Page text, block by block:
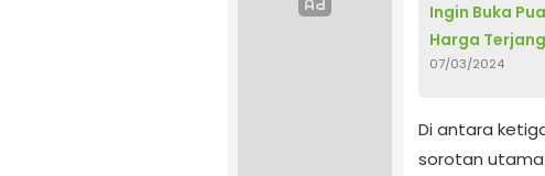
Ingin Buka
Harga
07/03/2024
Di antara
sorotan utama